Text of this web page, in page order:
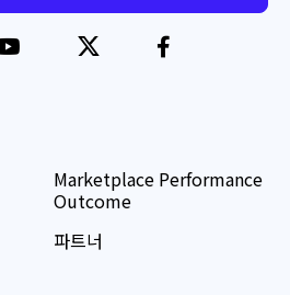
Marketplace Performance
Outcome
파트너